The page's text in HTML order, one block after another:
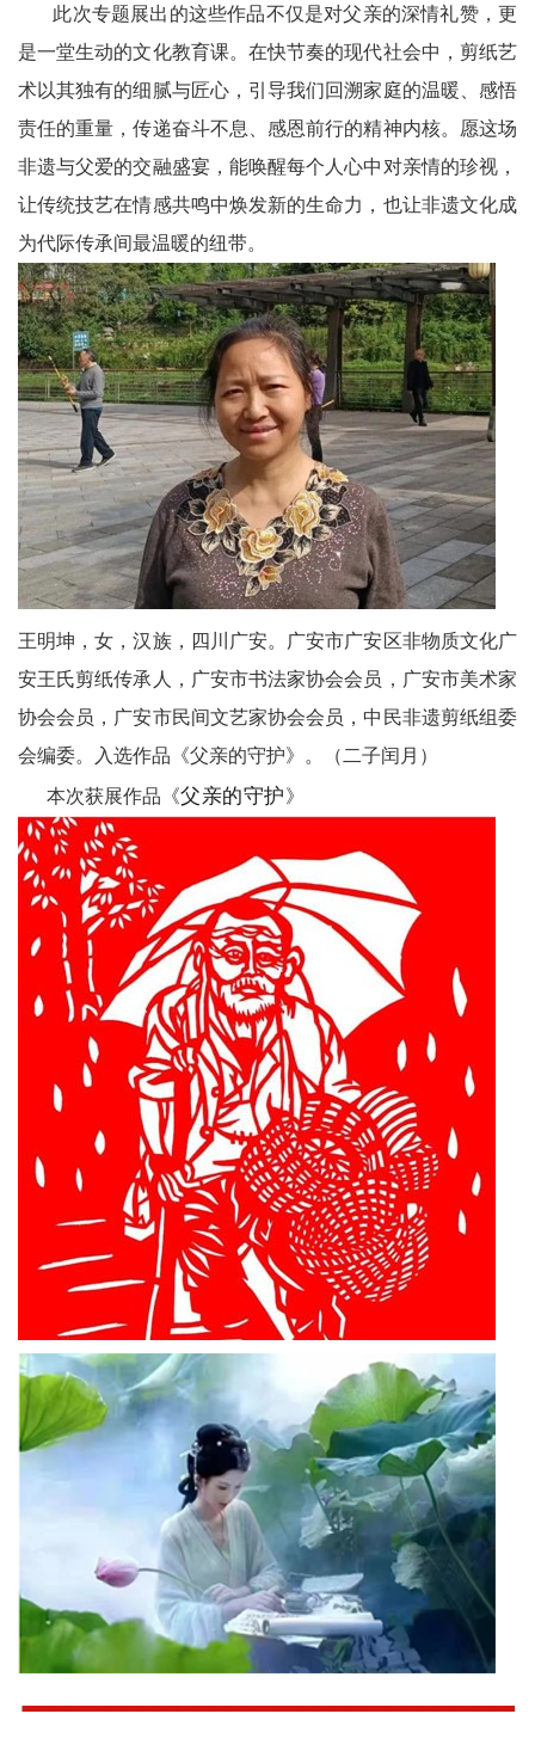
代
人
才
墨
笺
香
文
学
中
国
西
部
老
科
中
医
卫
中
国
关
工
委
东
方
文
国
交
电
银
龄
此次专题展出的这些作品不仅是对父亲的深情礼赞，更
是一堂生动的文化教育课。在快节奏的现代社会中，剪纸艺
术以其独有的细腻与匠心，引导我们回溯家庭的温暖、感悟
责任的重量，传递奋斗不息、感恩前行的精神内核。愿这场
非遗与父爱的交融盛宴，能唤醒每个人心中对亲情的珍视，
让传统技艺在情感共鸣中焕发新的生命力，也让非遗文化成
为代际传承间最温暖的纽带。
王明坤，女，汉族，四川广安。广安市广安区非物质文化广
安王氏剪纸传承人，广安市书法家协会会员，广安市美术家
协会会员，广安市民间文艺家协会会员，中民非遗剪纸组委
会编委。入选作品《父亲的守护》。（二子闰月）
本次获展作品《父亲的守护》